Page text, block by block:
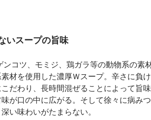
いスープの旨味
ンコツ、モミジ、鶏ガラ等の動物系の素
材を使用した濃厚Ｗスープ。辛さに負
だわり、長時間混ぜることによって旨
が口の中に広がる。そして徐々に病み
い味わいがたまらない。